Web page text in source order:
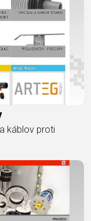
káblov proti